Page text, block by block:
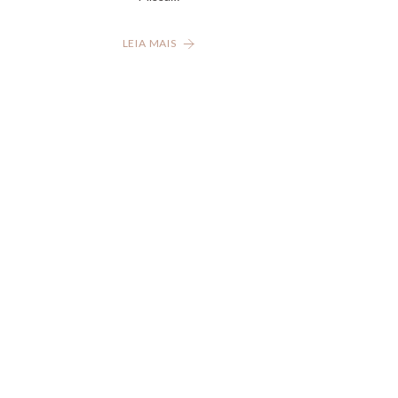
LEIA MAIS